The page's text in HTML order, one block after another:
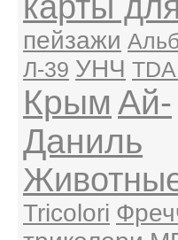
пейзажи
Л-39 УНЧ
Крым Ай-
Даниль
Tricolori